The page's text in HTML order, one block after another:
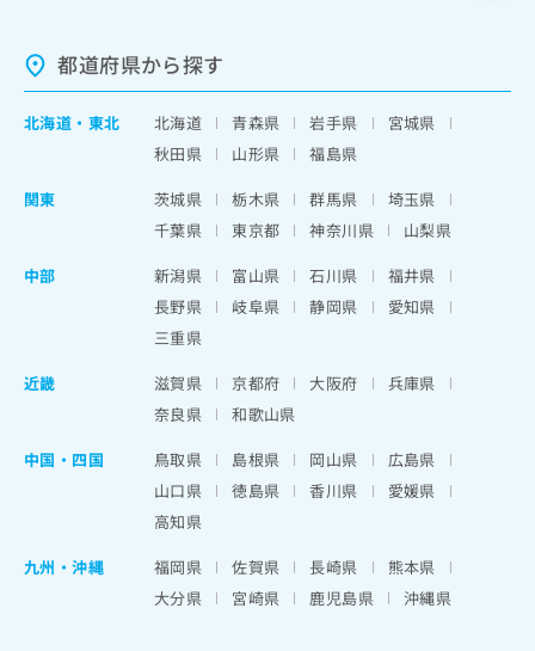
都道府県から探す
北海道 ・ 東北 北海道 青森県 岩手県
宮城県
秋田県
山形県
福島県
関東
茨城県 栃木県 群馬県
埼玉県
千葉県
東京都 神奈川県
山梨県
中部
新潟県 富山県 石川県
福井県
長野県
岐阜県 静岡県
愛知県
三重県
近畿
滋賀県 京都府 大阪府
兵庫県
奈良県
和歌山県
中国・四国
鳥取県 島根県 岡山県
広島県
山口県
徳島県 香川県
愛媛県
高知県
九州・沖縄
福岡県 佐賀県 長崎県
熊本県
大分県
宮崎県 鹿児島県 沖縄県